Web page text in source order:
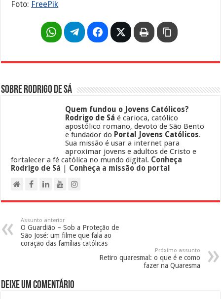
Foto: FreePik
Sobre Rodrigo de Sá
Quem fundou o Jovens Católicos?
Rodrigo de Sá é carioca, católico
apostólico romano, devoto de São Bento
e fundador do Portal Jovens Católicos.
Sua missão é usar a internet para
aproximar jovens e adultos de Cristo e
fortalecer a fé católica no mundo digital. Conheça
Rodrigo de Sá | Conheça a missão do portal
Assunto anterior
O Guardião – Sob a Proteção de
São José: um filme que fala ao
coração das famílias católicas
Próximo assunto
Retiro quaresmal: o que é e como
fazer na Quaresma
Deixe um comentário